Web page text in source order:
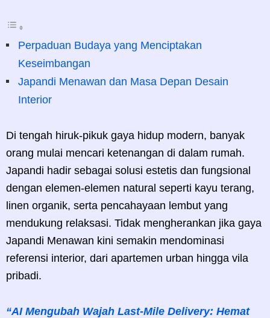
Perpaduan Budaya yang Menciptakan
Keseimbangan
Japandi Menawan dan Masa Depan Desain
Interior
Di tengah hiruk-pikuk gaya hidup modern, banyak
orang mulai mencari ketenangan di dalam rumah.
Japandi hadir sebagai solusi estetis dan fungsional
dengan elemen-elemen natural seperti kayu terang,
linen organik, serta pencahayaan lembut yang
mendukung relaksasi. Tidak mengherankan jika gaya
Japandi Menawan kini semakin mendominasi
referensi interior, dari apartemen urban hingga vila
pribadi.
“AI Mengubah Wajah Last-Mile Delivery: Hemat